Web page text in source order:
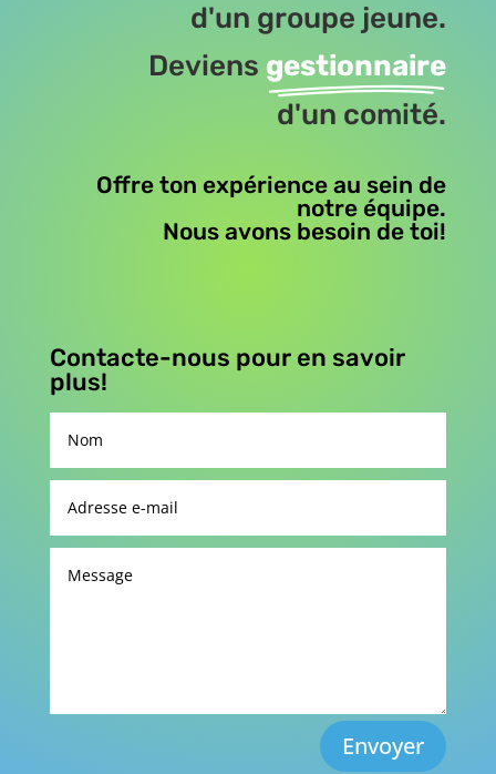
d'un groupe jeune.
Deviens gestionnaire
d'un comité.
Offre ton expérience au sein de
notre équipe.
Nous avons besoin de toi!
Contacte-nous pour en savoir
plus!
Envoyer